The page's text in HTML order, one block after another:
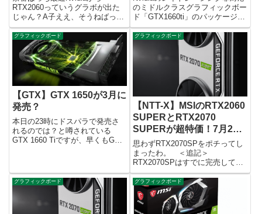
RTX2060っていうグラボが出た
じゃん？A子ええ、そうねばっち
ミドルクラスのグラボらしいんだ
けど、価格が日本円で約45,000円
～55,000円ぐらいするらしいA子
ミドルとは思えない価格ねばっち
今までのミドル...
のミドルクラスグラフィックボー
ド「GTX1660ti」のパッケージが
リークされました。というわけ
で、スペックを含めてGTX1660
とはなんぞや？を整理していきた
いと思います。 GTX1660につ
いて GT...
グラフィックボード
【GTX】GTX 1650が3月に
発売？
本日の23時にドスパラで発売さ
れるのでは？と噂されている
GTX 1660 Tiですが、早くもGTX
安定のvideocardzさんです。 性
能...
グラフィックボード
【NTT-X】MSIのRTX2060
SUPERとRTX2070
SUPERが超特価！7月22
日まで！
思わずRTX2070SPをポチってし
まったわ。 ＜追記＞
RTX2070SPはすでに完売してい
るようです。RTX2060SPはまだ
少ないながら在庫あるようです
が・・・もしかしたら在庫復活す
るかもしれないので定期的なチェ
ックをお勧めします。 ＜...
グラフィックボード グラフィックボード